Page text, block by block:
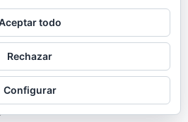
Alberto Castrelo. Se hacen fiestas a
Luis Suárez Ávila y Pepita Lena:
el centro histórico que El Puerto
todo
Rechazar
Configurar